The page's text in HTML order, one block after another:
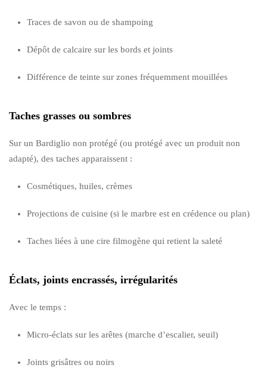
Traces de savon ou de shampoing
Dépôt de calcaire sur les bords et joints
Différence de teinte sur zones fréquemment mouillées
Taches grasses ou sombres
Sur un Bardiglio non protégé (ou protégé avec un produit non
adapté), des taches apparaissent :
Cosmétiques, huiles, crèmes
Projections de cuisine (si le marbre est en crédence ou plan)
Taches liées à une cire filmogène qui retient la saleté
Éclats, joints encrassés, irrégularités
Avec le temps :
Micro-éclats sur les arêtes (marche d’escalier, seuil)
Joints grisâtres ou noirs